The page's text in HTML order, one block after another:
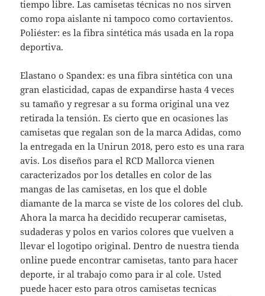
tiempo libre. Las camisetas técnicas no nos sirven
como ropa aislante ni tampoco como cortavientos.
Poliéster: es la fibra sintética más usada en la ropa
deportiva.
Elastano o Spandex: es una fibra sintética con una
gran elasticidad, capas de expandirse hasta 4 veces
su tamaño y regresar a su forma original una vez
retirada la tensión. Es cierto que en ocasiones las
camisetas que regalan son de la marca Adidas, como
la entregada en la Unirun 2018, pero esto es una rara
avis. Los diseños para el RCD Mallorca vienen
caracterizados por los detalles en color de las
mangas de las camisetas, en los que el doble
diamante de la marca se viste de los colores del club.
Ahora la marca ha decidido recuperar camisetas,
sudaderas y polos en varios colores que vuelven a
llevar el logotipo original. Dentro de nuestra tienda
online puede encontrar camisetas, tanto para hacer
deporte, ir al trabajo como para ir al cole. Usted
puede hacer esto para otros camisetas tecnicas